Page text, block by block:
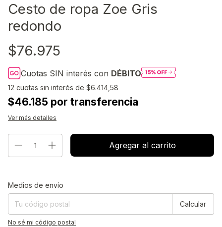
Cesto de ropa Zoe Gris
redondo
$76.975
Cuotas SIN interés con DÉBITO
12 cuotas sin interés de $6.414,58
$46.185 por transferencia
Ver más detalles
Entregas para el CP:
Medios de envío
Calcular
No sé mi código postal